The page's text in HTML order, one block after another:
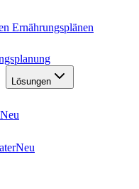
Ernährungsplänen
Lösungen
Neu
Neu